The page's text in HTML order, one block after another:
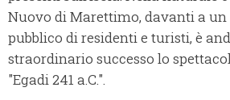
Nuovo di Marettimo, davanti a un
pubblico di residenti e turisti, è
straordinario successo lo
"Egadi 241 a.C.".